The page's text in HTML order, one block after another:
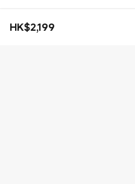
HK$2,199
現價 HK$2199